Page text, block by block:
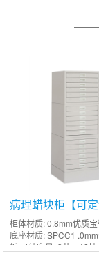
病理蜡块柜【可定
柜体材质: 0.8mm优质
底座材质: SPCC1
板.可纳容量: 3节，18